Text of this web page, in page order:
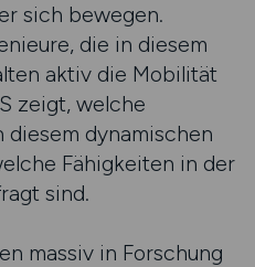
sich bewegen.
die in diesem
aktiv die Mobilität
zeigt, welche
dynamischen
Fähigkeiten in der
sind.
massiv in Forschung